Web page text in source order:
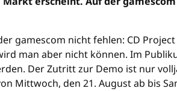
gamescom nicht fehlen: CD
man aber nicht können. Im
Der Zutritt zur Demo ist nur
Mittwoch, den 21. August ab bis